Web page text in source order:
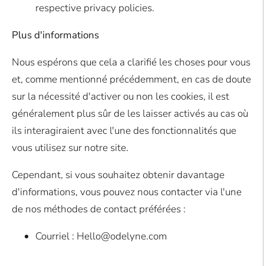
respective privacy policies.
Plus d'informations
Nous espérons que cela a clarifié les choses pour vous
et, comme mentionné précédemment, en cas de doute
sur la nécessité d'activer ou non les cookies, il est
généralement plus sûr de les laisser activés au cas où
ils interagiraient avec l'une des fonctionnalités que
vous utilisez sur notre site.
Cependant, si vous souhaitez obtenir davantage
d'informations, vous pouvez nous contacter via l'une
de nos méthodes de contact préférées :
Courriel : Hello@odelyne.com